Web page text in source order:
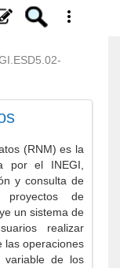
(RNM) es la
por el INEGI,
y consulta de
de
un sistema de
realizar
las operaciones
variable de los